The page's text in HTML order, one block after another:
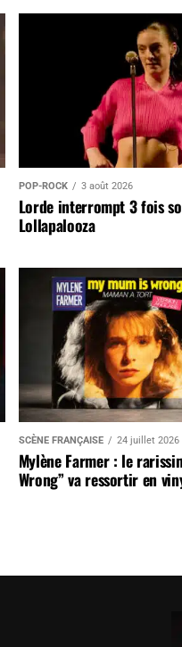
POP-ROCK 3 août 2026
Lorde interrompt 3 fois
Lollapalooza
SCÈNE FRANÇAISE 24 juillet 2026
Mylène Farmer : le
Wrong” va ressortir en